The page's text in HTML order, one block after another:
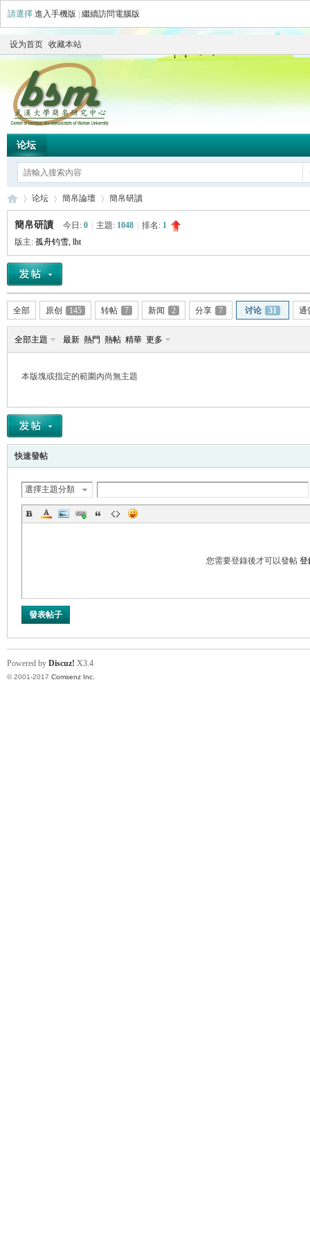
請選擇 進入手機版 繼續訪問電腦版
设为首页 收藏本站
论坛
简 »
论坛
›
簡帛論壇
›
簡帛研讀
簡帛研讀 今日: 0 主題: 1048 排名: 1
版主: 孤舟钓雪, lht
全部 原创 145 转帖 7 新闻 2 分享 7 讨论 31 通
全部主題 最新 熱門 熱帖 精華 更多
本版塊或指定的範圍內尚無主題
快速發帖
選擇主題分類
您需要登錄後才可以發帖 登
發表帖子
Powered by Discuz! X3.4
© 2001-2017 Comsenz Inc.